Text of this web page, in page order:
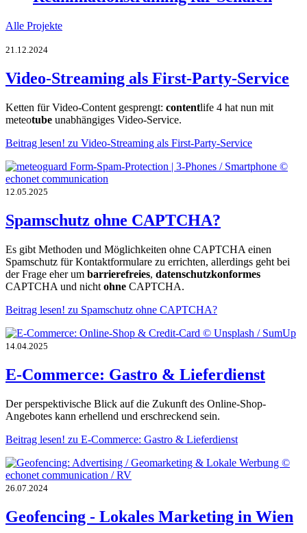
Alle Projekte
21.12.2024
Video-Streaming als First-Party-Service
Ketten für Video-Content gesprengt: contentlife 4 hat nun mit
meteotube unabhängiges Video-Service.
Beitrag lesen! zu Video-Streaming als First-Party-Service
12.05.2025
Spamschutz ohne CAPTCHA?
Es gibt Methoden und Möglichkeiten ohne CAPTCHA einen
Spamschutz für Kontaktformulare zu errichten, allerdings geht bei
der Frage eher um barrierefreies, datenschutzkonformes
CAPTCHA und nicht ohne CAPTCHA.
Beitrag lesen! zu Spamschutz ohne CAPTCHA?
14.04.2025
E-Commerce: Gastro & Lieferdienst
Der perspektivische Blick auf die Zukunft des Online-Shop-
Angebotes kann erhellend und erschreckend sein.
Beitrag lesen! zu E-Commerce: Gastro & Lieferdienst
26.07.2024
Geofencing - Lokales Marketing in Wien